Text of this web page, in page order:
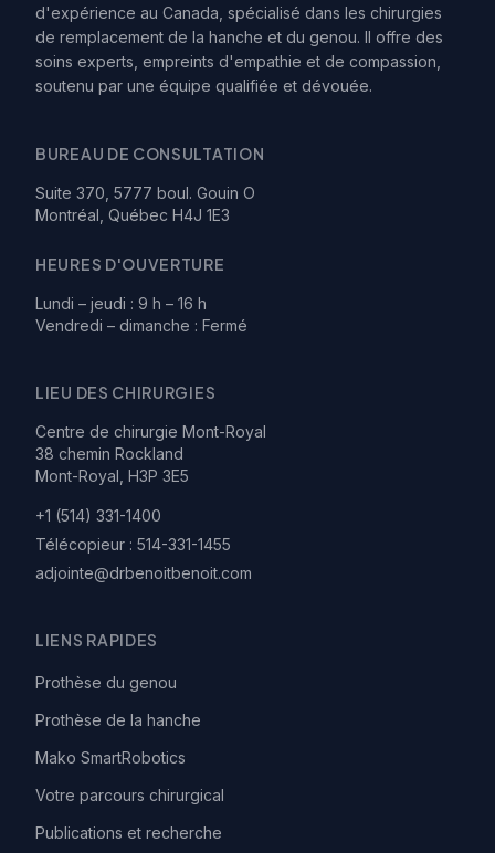
d'expérience au Canada, spécialisé dans les chirurgies
de remplacement de la hanche et du genou. Il offre des
soins experts, empreints d'empathie et de compassion,
soutenu par une équipe qualifiée et dévouée.
BUREAU DE CONSULTATION
Suite 370, 5777 boul. Gouin O
Montréal, Québec H4J 1E3
HEURES D'OUVERTURE
Lundi – jeudi : 9 h – 16 h
Vendredi – dimanche : Fermé
LIEU DES CHIRURGIES
Centre de chirurgie Mont-Royal
38 chemin Rockland
Mont-Royal, H3P 3E5
+1 (514) 331-1400
Télécopieur : 514-331-1455
adjointe@drbenoitbenoit.com
LIENS RAPIDES
Prothèse du genou
Prothèse de la hanche
Mako SmartRobotics
Votre parcours chirurgical
Publications et recherche